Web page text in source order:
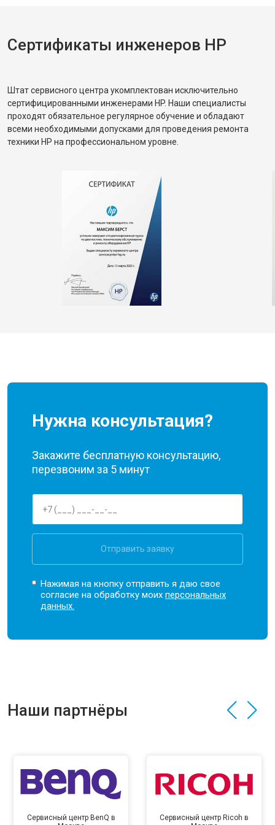
Сертификаты инженеров HP
Штат сервисного центра укомплектован исключительно
сертифицированными инженерами HP. Наши специалисты
проходят обязательное регулярное обучение и обладают
всеми необходимыми допусками для проведения ремонта
техники HP на профессиональном уровне.
Нужна консультация?
Закажите бесплатную консультацию,
перезвоним за 5 минут
Отправить заявку
Нажимая на кнопку отправить я даю свое
согласие на обработку моихперсональных
данных.
Наши партнёры
Сервисный центр BenQ в
Сервисный центр Ricoh в